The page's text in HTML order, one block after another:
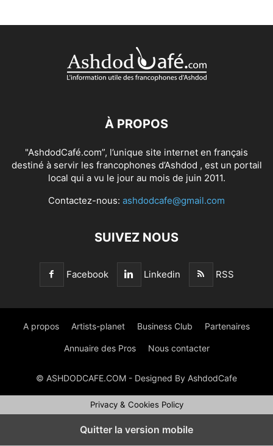
À PROPOS
"AshdodCafé.com”, l’unique site internet en français
destiné à servir les francophones d’Ashdod , est un portail
local qui a vu le jour au mois de juin 2011.
Contactez-nous: ashdodcafe@gmail.com
SUIVEZ NOUS
Facebook Linkedin RSS
A propos Artists-planet Business Club Partenaires
Annuaire des Pros Nous contacter
© ASHDODCAFE.COM - Designed By AshdodCafe
Privacy & Cookies Policy
Quitter la version mobile